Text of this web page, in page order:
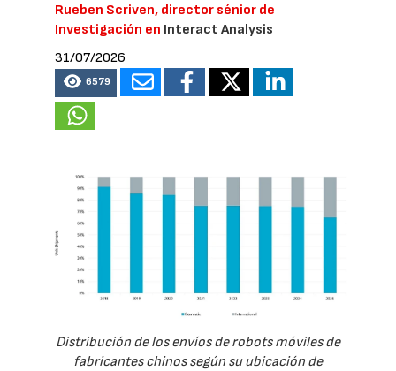
Rueben Scriven, director sénior de
Investigación en Interact Analysis
31/07/2026
6579
Distribución de los envíos de robots móviles de
fabricantes chinos según su ubicación de